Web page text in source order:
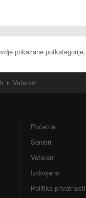
prikazane potkategorije,
Veterani
Početna
Seniori
Veterani
Izdvojeno
Politika privatnosti